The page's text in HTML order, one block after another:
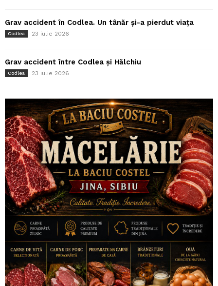
Grav accident în Codlea. Un tânăr și-a pierdut viața
Codlea 23 iulie 2026
Grav accident între Codlea și Hălchiu
Codlea 23 iulie 2026